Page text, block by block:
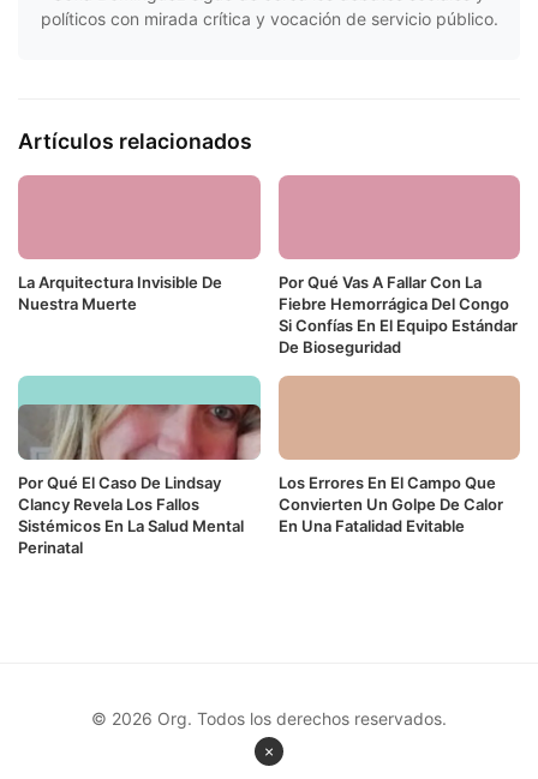
políticos con mirada crítica y vocación de servicio público.
Artículos relacionados
La Arquitectura Invisible De
Nuestra Muerte
Por Qué Vas A Fallar Con La
Fiebre Hemorrágica Del Congo
Si Confías En El Equipo Estándar
De Bioseguridad
Por Qué El Caso De Lindsay
Clancy Revela Los Fallos
Sistémicos En La Salud Mental
Perinatal
Los Errores En El Campo Que
Convierten Un Golpe De Calor
En Una Fatalidad Evitable
×
© 2026 Org. Todos los derechos reservados.